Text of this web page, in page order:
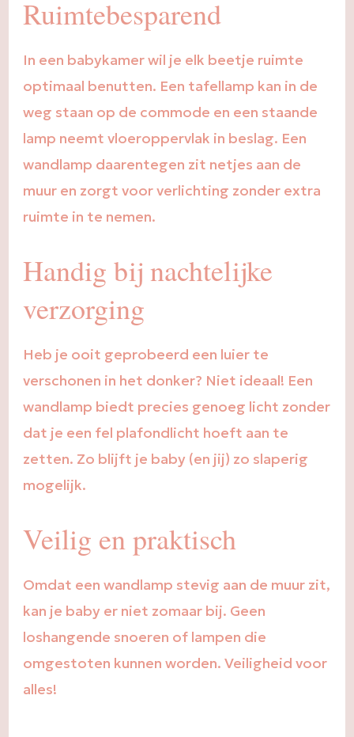
Ruimtebesparend
In een babykamer wil je elk beetje ruimte
optimaal benutten. Een tafellamp kan in de
weg staan op de commode en een staande
lamp neemt vloeroppervlak in beslag. Een
wandlamp daarentegen zit netjes aan de
muur en zorgt voor verlichting zonder extra
ruimte in te nemen.
Handig bij nachtelijke
verzorging
Heb je ooit geprobeerd een luier te
verschonen in het donker? Niet ideaal! Een
wandlamp biedt precies genoeg licht zonder
dat je een fel plafondlicht hoeft aan te
zetten. Zo blijft je baby (en jij) zo slaperig
mogelijk.
Veilig en praktisch
Omdat een wandlamp stevig aan de muur zit,
kan je baby er niet zomaar bij. Geen
loshangende snoeren of lampen die
omgestoten kunnen worden. Veiligheid voor
alles!